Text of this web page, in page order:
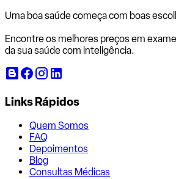
Uma boa saúde começa com boas
Encontre os melhores preços em
da sua saúde com inteligência.
Links Rápidos
Quem Somos
FAQ
Depoimentos
Blog
Consultas Médicas